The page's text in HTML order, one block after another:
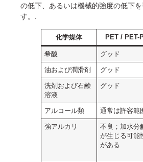
の低下、あるいは機械的強度の低下
す。.
化学媒体 PET / PET-
希酸 グッド
油および潤滑剤 グッド
洗剤および石鹸
溶液
グッド
アルコール類 通常は許容範
強アルカリ
不良；加水分
が生じる可能
がある